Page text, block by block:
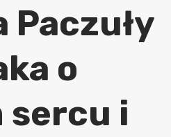
Paczuły
o
sercu i